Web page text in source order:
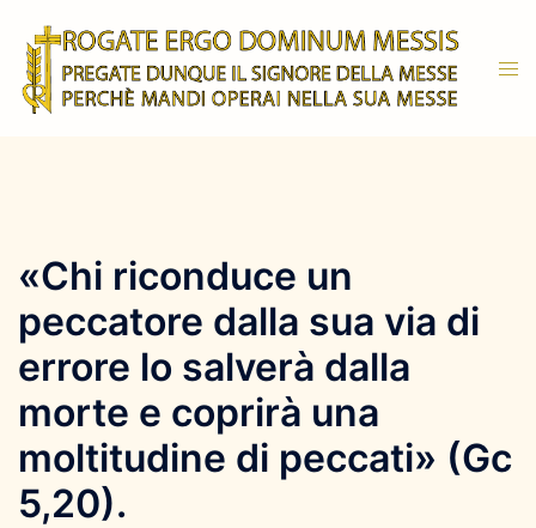
contenuto
«Chi riconduce un
peccatore dalla sua via di
errore lo salverà dalla
morte e coprirà una
moltitudine di peccati» (Gc
5,20).